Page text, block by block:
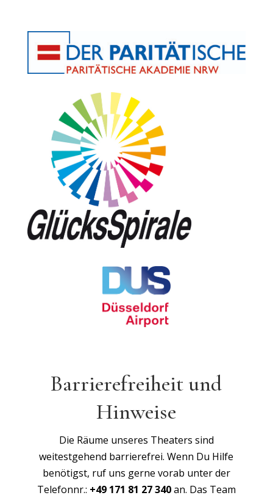
Barrierefreiheit und
Hinweise
Die Räume unseres Theaters sind
weitestgehend barrierefrei. Wenn Du Hilfe
benötigst, ruf uns gerne vorab unter der
Telefonnr.: +49 171 81 27 340an. Das Team